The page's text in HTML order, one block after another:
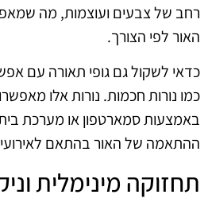
רחב של צבעים ועוצמות, מה
האור לפי הצורך.
כדאי לשקול גם גופי תאורה עם
כמו נורות חכמות. נורות אלו
באמצעות סמארטפון או מערכת
ההתאמה של האור בהתאם
תחזוקה מינימלית